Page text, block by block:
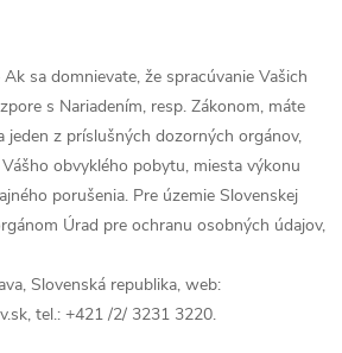
Ak sa domnievate, že spracúvanie Vašich
s Nariadením, resp. Zákonom, máte
jeden z príslušných dozorných orgánov,
obvyklého pobytu, miesta výkonu
porušenia. Pre územie Slovenskej
Úrad pre ochranu osobných údajov,
Slovenská republika, web:
tel.: +421 /2/ 3231 3220.